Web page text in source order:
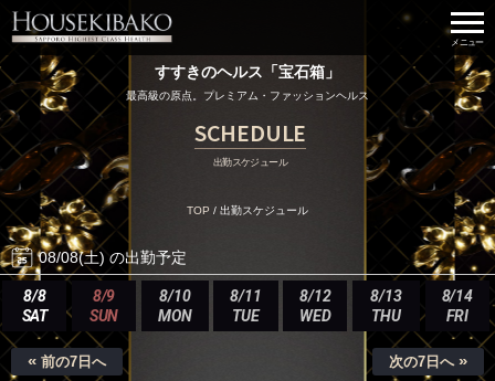
すすきのヘルス「宝石箱」
最高級の原点。プレミアム・ファッションヘルス
SCHEDULE
出勤スケジュール
TOP / 出勤スケジュール
08/08(土) の出勤予定
8/8
SAT
8/9
SUN
8/10
MON
8/11
TUE
8/12
WED
8/13
THU
8/14
FRI
« 前の7日へ 次の7日へ »